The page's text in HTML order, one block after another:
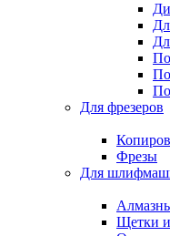
Для фрезеров
Фрезы
Для
Щетки